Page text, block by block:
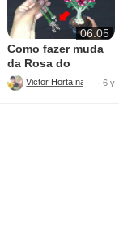
06:05
Como fazer muda
da Rosa do
Deserto pelo galho
do jeito mais fácil
Victor Horta na Varanda
· 6 y